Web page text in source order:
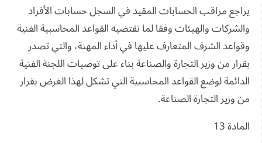
يراجع مراقب الحسابات المقيد في السجل حسابات الأفراد
والشركات والهيئات وفقا لما تقتضيه القواعد المحاسبية الفنية
وقواعد الشرف المتعارف عليها في أداء المهنة، والتي تصدر
بقرار من وزير التجارة والصناعة بناء على توصيات اللجنة الفنية
الدائمة لوضع القواعد المحاسبية التي تشكل لهذا الغرض بقرار
من وزير التجارة الصناعة.
المادة 13